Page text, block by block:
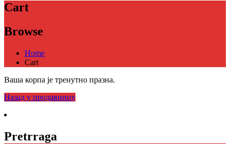
Cart
Browse
Home
Cart
Ваша корпа је тренутно празна.
Назад у продавницу
Pretrraga